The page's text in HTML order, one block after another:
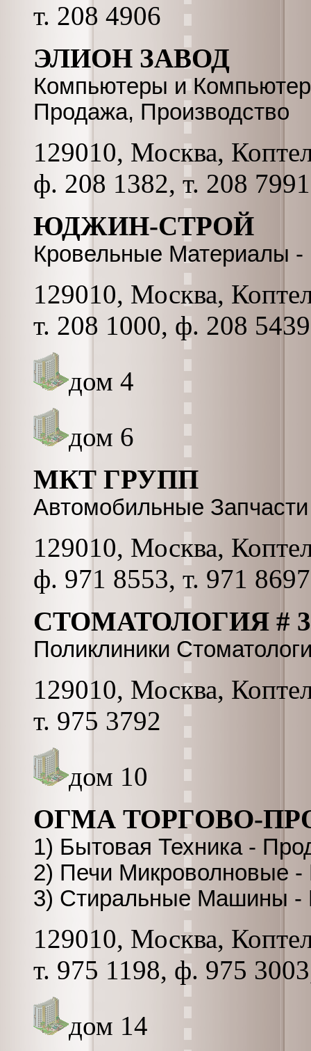
т. 208 4906
ЭЛИОН ЗАВОД
Компьютеры и
Продажа, Производство
129010, Москва,
ф. 208 1382, т. 208
ЮДЖИН-СТРОЙ
Кровельные Материалы
129010, Москва,
т. 208 1000, ф. 208 5439
дом 4
дом 6
МКТ ГРУПП
Автомобильные
129010, Москва,
ф. 971 8553, т. 971 8697
СТОМАТОЛОГИЯ # 3
Поликлиники
129010, Москва,
т. 975 3792
дом 10
ОГМА ТОРГОВО-
1) Бытовая Техника -
2) Печи Микроволновые
3) Стиральные Машины -
129010, Москва,
т. 975 1198, ф. 975
дом 14